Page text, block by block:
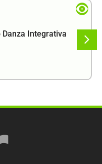
Integrativa